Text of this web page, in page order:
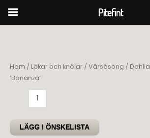
Hem / Lökar och knölar / Vårsäsong / Dahlia
’Bonanza’
'Bonanza'
mängd
LÄGG I ÖNSKELISTA
Pitefint